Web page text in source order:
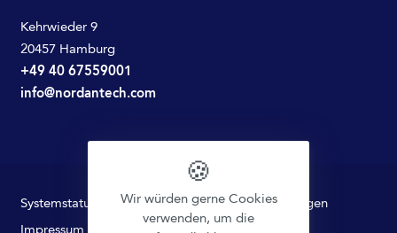
Kehrwieder 9
20457 Hamburg
+49 40 67559001
info@nordantech.com
Systemstatus Datenschutz
Nutzungsbedingungen
🍪
Wir würden gerne Cookies
verwenden, um die